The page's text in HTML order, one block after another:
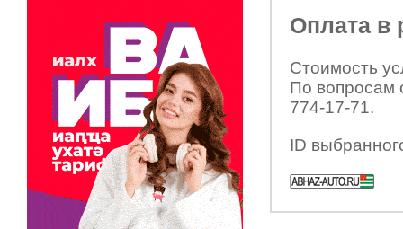
Оплата в
Стоимость
По вопросам
774-17-71.
ID